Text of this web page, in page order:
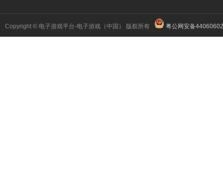
Copyright © 电子游戏平台-电子游戏（中国） 版权所有 粤公网安备